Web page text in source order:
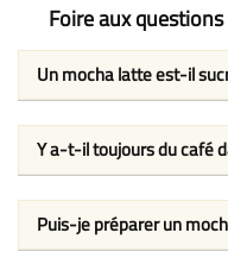
Foire aux
Un mocha latte est-il
Y a-t-il toujours du café
Puis-je préparer un